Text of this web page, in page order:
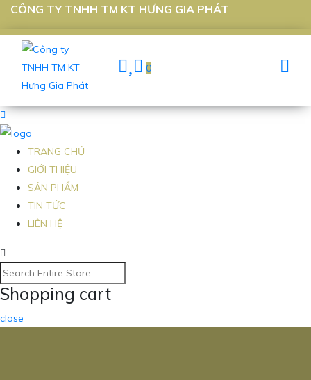
CÔNG TY TNHH TM KT HƯNG GIA PHÁT
0
TRANG CHỦ
GIỚI THIỆU
SẢN PHẨM
TIN TỨC
LIÊN HỆ
Shopping cart
close